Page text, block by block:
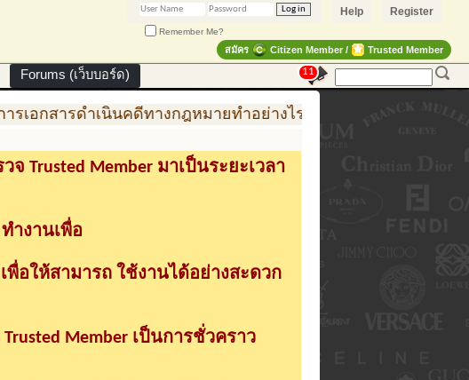
Register
Help
Remember Me?
สมัคร Citizen Member / Trusted Member
Forums (เว็บบอร์ด) 11
อกสารดำเนินคดีทางกฎหมายทำอย่างไร
Trusted Member มาเป็นระยะเวลา
ำงานเพื่อ
เพื่อให้สามารถ ใช้งานได้อย่างสะดวก
Member เป็นการชั่วคราว